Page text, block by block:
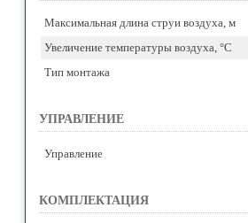
Максимальная длина струи воздуха, м
Увеличение температуры воздуха, °C
Тип монтажа
УПРАВЛЕНИЕ
Управление
КОМПЛЕКТАЦИЯ